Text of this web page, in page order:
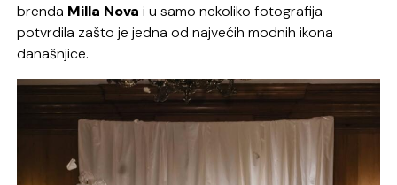
brenda Milla Nova i u samo nekoliko fotografija
potvrdila zašto je jedna od najvećih modnih ikona
današnjice.